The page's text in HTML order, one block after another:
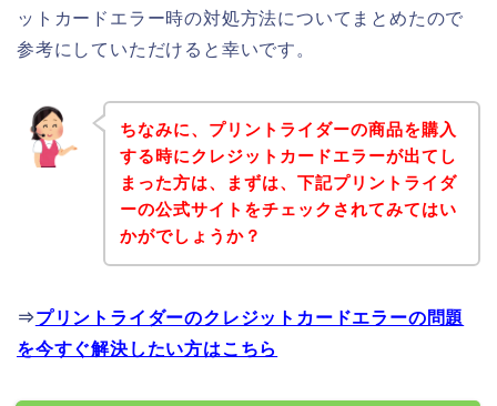
ットカードエラー時の対処方法についてまとめたので
参考にしていただけると幸いです。
ちなみに、プリントライダーの商品を購入
する時にクレジットカードエラーが出てし
まった方は、まずは、下記プリントライダ
ーの公式サイトをチェックされてみてはい
かがでしょうか？
⇒プリントライダーのクレジットカードエラーの問題
を今すぐ解決したい方はこちら